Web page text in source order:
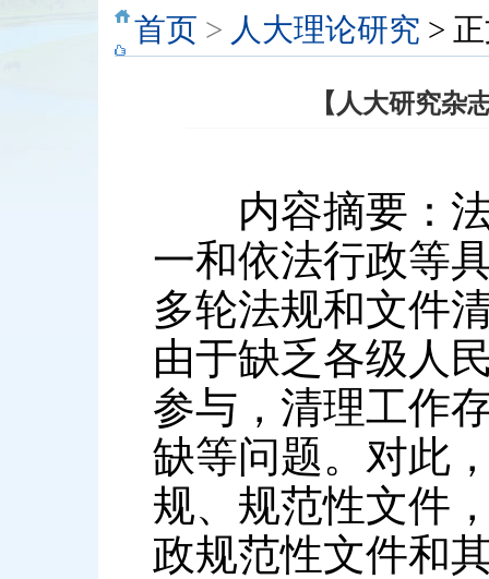
首页 > 人大理论研究 >
【人大研究杂
内容摘要：法
一和依法行政等
多轮法规和文件
由于缺乏各级人
参与，清理工作
缺等问题。对此
规、规范性文件
政规范性文件和